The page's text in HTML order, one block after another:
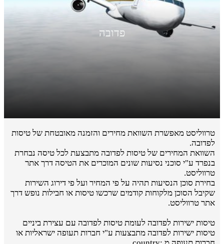
פדובה
טרווליסט מאפשרת השוואת מחירים והזמנה מאובטחת של טיסות
לפדובה.
השוואת המחירים של טיסות לפדובה מתבצעת לכל טיסה נבחרת
בנפרד ע"י סוכני נסיעות שונים המוכרים את הטיסה דרך אתר
טרווליסט.
בחירת סוכן הנסיעות תהיה על פי המחיר ועל פי דירוג השירות
שקיבל הסוכן מלקוחות קודמים שרכשו טיסות או חבילות נופש דרך
אתר טרווליסט.
טיסות ישירות לפדובה לעומת טיסות לפדובה עם עצירת ביניים
טיסות ישירות לפדובה מתבצעות ע"י חברות תעופה ישראליות או